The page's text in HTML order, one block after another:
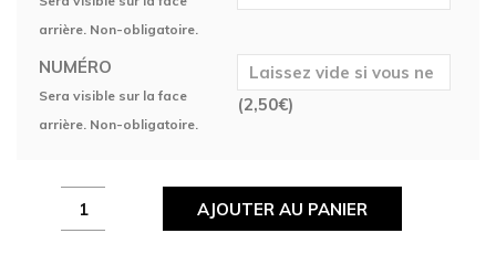
arrière. Non-obligatoire.
NUMÉRO
Sera visible sur la face
arrière. Non-obligatoire.
(2,50€)
Maillot
Vertex
AJOUTER AU PANIER